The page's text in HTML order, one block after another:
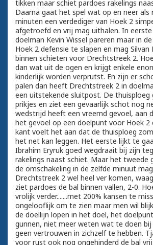
tikken maar schiet pardoes rakelings
Daarna gaat het spel wat op en neer als
minuten een verdediger van Hoek 2
afgetroefd en vrij mag uithalen. In
doelman Kevin Wissel pareren maar in
Hoek 2 defensie te slapen en mag Silvan
binnen schieten voor Drechtstreek 2.
dan wat uit de ogen en krijgt enkele
kinderlijk worden verprutst. En zijn er
palen dan heeft Drechtstreek 2 in
een uitstekende sluitpost. De thuisploeg
prikjes en ziet een gevaarlijk schot nog
wedstrijd heeft een vreemd gevoel, aan
het gevoel op een doelpunt voor Hoek 2
kant voelt het aan dat de thuisploeg
het net kan leggen. Het eerste lijkt te
Ibrahim Eryruk goed wegdraait bij zijn
rakelings naast schiet. Maar het tweede
de omschakeling in de zelfde minuut
Drechtstreek 2 wel heel ver komen,
ziet pardoes de bal binnen vallen, 2-0.
vrolijk verder.......met 200% kansen te
ongelooflijk om te zien maar men wil
de doellijn lopen in het doel, het
gunnen, niet meer weten wat te doen
geen vertrouwen in zichzelf te hebben.
voor rust ook nog ongehinderd de bal